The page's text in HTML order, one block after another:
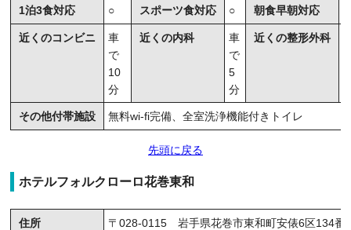
1泊3食対応 ○ スポーツ食対応 ○ 朝食早朝対応
近くのコンビニ
車
で
10
分
近くの内科
車
で
5
分
近くの整形外科
その他付帯施設 無料wi-fi完備、全室洗浄機能付きトイレ
先頭に戻る
ホテルフォルクローロ花巻東和
住所 〒028-0115 岩手県花巻市東和町安俵6区134番